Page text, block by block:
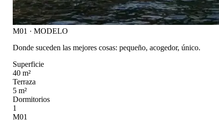
M01 · MODELO
Donde suceden las mejores cosas: pequeño, acogedor, único.
Superficie
40 m²
Terraza
5 m²
Dormitorios
1
M01